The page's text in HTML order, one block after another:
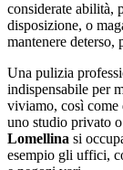
considerate abilità,
disposizione, o
mantenere
Una pulizia
indispensabile per
viviamo, così
uno studio privato
Lomellina si
esempio gli uffici,